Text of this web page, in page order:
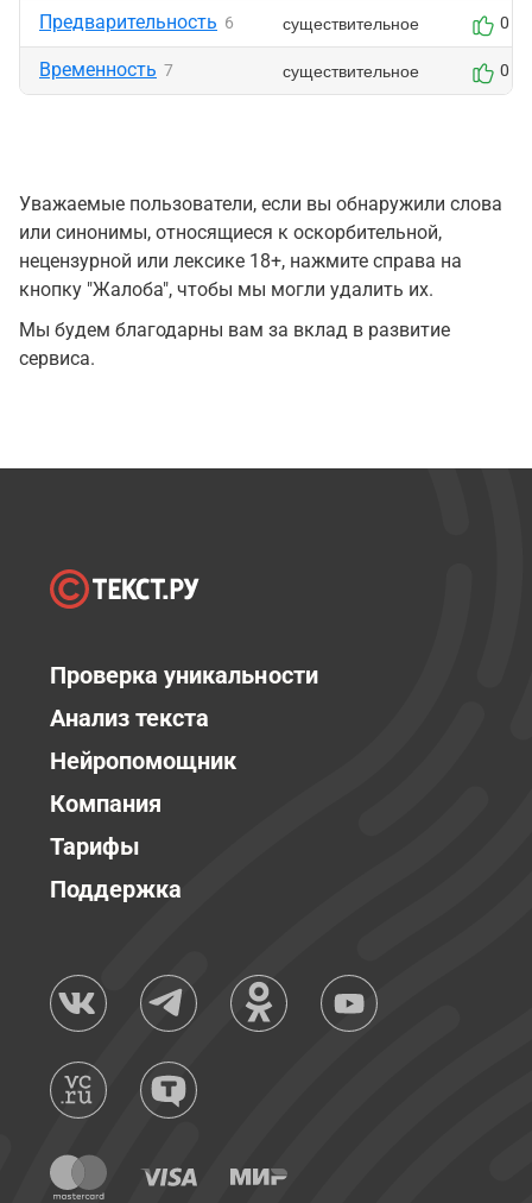
Предварительность 6 существительное 0
Временность 7 существительное 0
Уважаемые пользователи, если вы обнаружили слова
или синонимы, относящиеся к оскорбительной,
нецензурной или лексике 18+, нажмите справа на
кнопку "Жалоба", чтобы мы могли удалить их.
Мы будем благодарны вам за вклад в развитие
сервиса.
Проверка уникальности
Анализ текста
Нейропомощник
Компания
Тарифы
Поддержка